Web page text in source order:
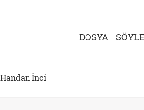
DOSYA
Handan İnci